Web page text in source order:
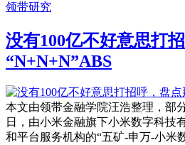
领带研究
没有100亿不好意思打
“N+N+N”ABS
本文由领带金融学院汪浩整理，部
日，由小米金融旗下小米数字科技
和平台服务机构的“五矿-申万-小米